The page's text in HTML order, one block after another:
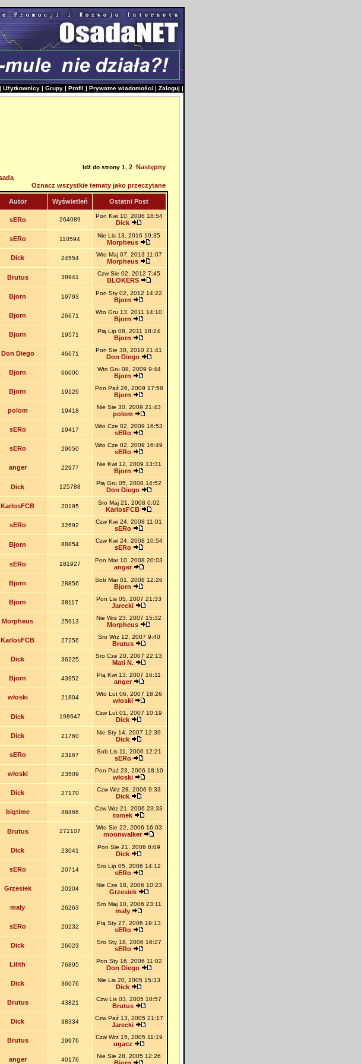
| Użytkownicy | Grupy | Profil | Prywatne wiadomości | Zaloguj |
Idź do strony 1 2 Następny
Oznacz wszystkie tematy jako przeczytane
Autor Wyświetleń Ostatni Post
sERo 264089
Pon Kwi 10, 2006 18:54
Dick
sERo 110594
Nie Lis 13, 2016 19:35
Morpheus
Dick 24554
Wto Maj 07, 2013 11:07
Morpheus
Brutus 38941
Czw Sie 02, 2012 7:45
BLOKERS
Bjorn 19793
Pon Sty 02, 2012 14:22
Bjorn
Bjorn 26671
Wto Gru 13, 2011 14:10
Bjorn
Bjorn 19571
Pią Lip 08, 2011 18:24
Bjorn
Don Diego 46671
Pon Sie 30, 2010 21:41
Don Diego
Bjorn 66000
Wto Gru 08, 2009 9:44
Bjorn
Bjorn 19126
Pon Paź 26, 2009 17:58
Bjorn
polom 19418
Nie Sie 30, 2009 21:43
polom
sERo 19417
Wto Cze 02, 2009 16:53
sERo
sERo 29050
Wto Cze 02, 2009 16:49
sERo
anger 22977
Nie Kwi 12, 2009 13:31
Bjorn
Dick 125788
Pią Gru 05, 2008 14:52
Don Diego
KarlosFCB 20195
Sro Maj 21, 2008 0:02
KarlosFCB
sERo 32692
Czw Kwi 24, 2008 11:01
sERo
Bjorn 88854
Czw Kwi 24, 2008 10:54
sERo
sERo 181927
Pon Mar 10, 2008 20:03
anger
Bjorn 28856
Sob Mar 01, 2008 12:26
Bjorn
Bjorn 38117
Pon Lis 05, 2007 21:33
Jarecki
Morpheus 25913
Nie Wrz 23, 2007 15:32
Morpheus
KarlosFCB 27256
Sro Wrz 12, 2007 9:40
Brutus
Dick 36225
Sro Cze 20, 2007 22:13
Mati N.
Bjorn 43952
Pią Kwi 13, 2007 16:11
anger
włoski 21804
Wto Lut 06, 2007 18:26
włoski
Dick 198647
Czw Lut 01, 2007 10:19
Dick
Dick 21760
Nie Sty 14, 2007 12:39
Dick
sERo 23167
Sob Lis 11, 2006 12:21
sERo
włoski 23509
Pon Paź 23, 2006 18:10
włoski
Dick 27170
Czw Wrz 28, 2006 9:33
Dick
bigtime 48466
Czw Wrz 21, 2006 23:33
tomek
Brutus 272107
Wto Sie 22, 2006 16:03
moonwalker
Dick 23041
Pon Sie 21, 2006 8:09
Dick
sERo 20714
Sro Lip 05, 2006 14:12
sERo
Grzesiek 20204
Nie Cze 18, 2006 10:23
Grzesiek
maly 26263
Sro Maj 10, 2006 23:11
maly
sERo 20232
Pią Sty 27, 2006 19:13
sERo
Dick 26023
Sro Sty 18, 2006 16:27
sERo
Lilith 76895
Pon Sty 16, 2006 11:02
Don Diego
Dick 36076
Nie Lis 20, 2005 15:33
Dick
Brutus 43821
Czw Lis 03, 2005 10:57
Brutus
Dick 38334
Czw Paź 13, 2005 21:17
Jarecki
Brutus 29976
Czw Wrz 15, 2005 11:19
ugacz
anger 40176
Nie Sie 28, 2005 12:26